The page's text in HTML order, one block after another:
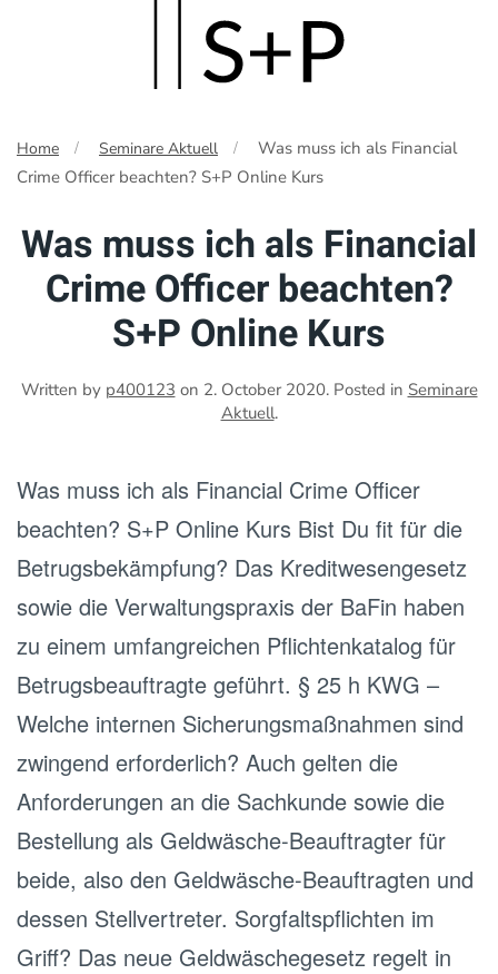
main
content
Home Seminare Aktuell
Was muss ich als Financial
Crime Officer beachten? S+P Online Kurs
Was muss ich als Financial
Crime Officer beachten?
S+P Online Kurs
Written by p400123 on 2. October 2020. Posted in Seminare
Aktuell.
Was muss ich als Financial Crime Officer
beachten? S+P Online Kurs Bist Du fit für die
Betrugsbekämpfung? Das Kreditwesengesetz
sowie die Verwaltungspraxis der BaFin haben
zu einem umfangreichen Pflichtenkatalog für
Betrugsbeauftragte geführt. § 25 h KWG –
Welche internen Sicherungsmaßnahmen sind
zwingend erforderlich? Auch gelten die
Anforderungen an die Sachkunde sowie die
Bestellung als Geldwäsche-Beauftragter für
beide, also den Geldwäsche-Beauftragten und
dessen Stellvertreter. Sorgfaltspflichten im
Griff? Das neue Geldwäschegesetz regelt in